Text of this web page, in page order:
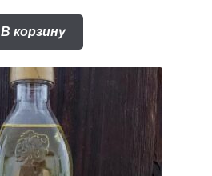
В корзину